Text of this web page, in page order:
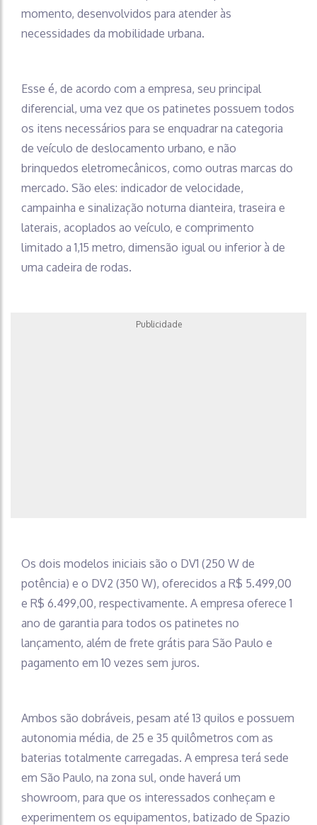
momento, desenvolvidos para atender às
necessidades da mobilidade urbana.
Esse é, de acordo com a empresa, seu principal
diferencial, uma vez que os patinetes possuem todos
os itens necessários para se enquadrar na categoria
de veículo de deslocamento urbano, e não
brinquedos eletromecânicos, como outras marcas do
mercado. São eles: indicador de velocidade,
campainha e sinalização noturna dianteira, traseira e
laterais, acoplados ao veículo, e comprimento
limitado a 1,15 metro, dimensão igual ou inferior à de
uma cadeira de rodas.
Publicidade
Os dois modelos iniciais são o DV1 (250 W de
potência) e o DV2 (350 W), oferecidos a R$ 5.499,00
e R$ 6.499,00, respectivamente. A empresa oferece 1
ano de garantia para todos os patinetes no
lançamento, além de frete grátis para São Paulo e
pagamento em 10 vezes sem juros.
Ambos são dobráveis, pesam até 13 quilos e possuem
autonomia média, de 25 e 35 quilômetros com as
baterias totalmente carregadas. A empresa terá sede
em São Paulo, na zona sul, onde haverá um
showroom, para que os interessados conheçam e
experimentem os equipamentos, batizado de Spazio